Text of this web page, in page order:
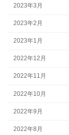
2023年3月
2023年2月
2023年1月
2022年12月
2022年11月
2022年10月
2022年9月
2022年8月